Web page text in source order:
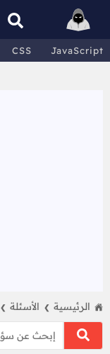
CSS JavaScript
الرئيسية ❯ الأسئلة ❯